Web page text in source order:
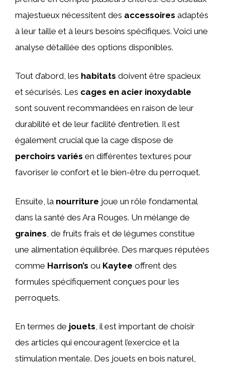
majestueux nécessitent des accessoires adaptés
à leur taille et à leurs besoins spécifiques. Voici une
analyse détaillée des options disponibles.
Tout d’abord, les habitats doivent être spacieux
et sécurisés. Les cages en acier inoxydable
sont souvent recommandées en raison de leur
durabilité et de leur facilité d’entretien. Il est
également crucial que la cage dispose de
perchoirs variés en différentes textures pour
favoriser le confort et le bien-être du perroquet.
Ensuite, la nourriture joue un rôle fondamental
dans la santé des Ara Rouges. Un mélange de
graines , de fruits frais et de légumes constitue
une alimentation équilibrée. Des marques réputées
comme Harrison’s ou Kaytee offrent des
formules spécifiquement conçues pour les
perroquets.
En termes de jouets, il est important de choisir
des articles qui encouragent l’exercice et la
stimulation mentale. Des jouets en bois naturel,